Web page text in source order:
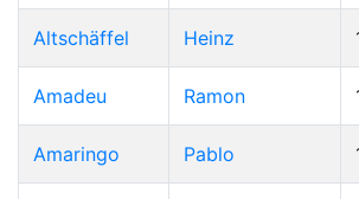
Altschäffel Heinz
Amadeu Ramon
Amaringo Pablo